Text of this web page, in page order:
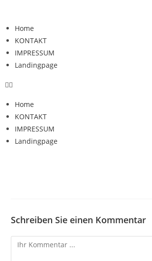
Home
KONTAKT
IMPRESSUM
Landingpage
Home
KONTAKT
IMPRESSUM
Landingpage
Schreiben Sie einen Kommentar